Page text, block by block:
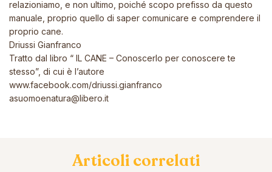
relazioniamo, e non ultimo, poiché scopo prefisso da questo
manuale, proprio quello di saper comunicare e comprendere il
proprio cane.
Driussi Gianfranco
Tratto dal libro “ IL CANE – Conoscerlo per conoscere te
stesso”, di cui è l’autore
www.facebook.com/driussi.gianfranco
asuomoenatura@libero.it
Articoli correlati